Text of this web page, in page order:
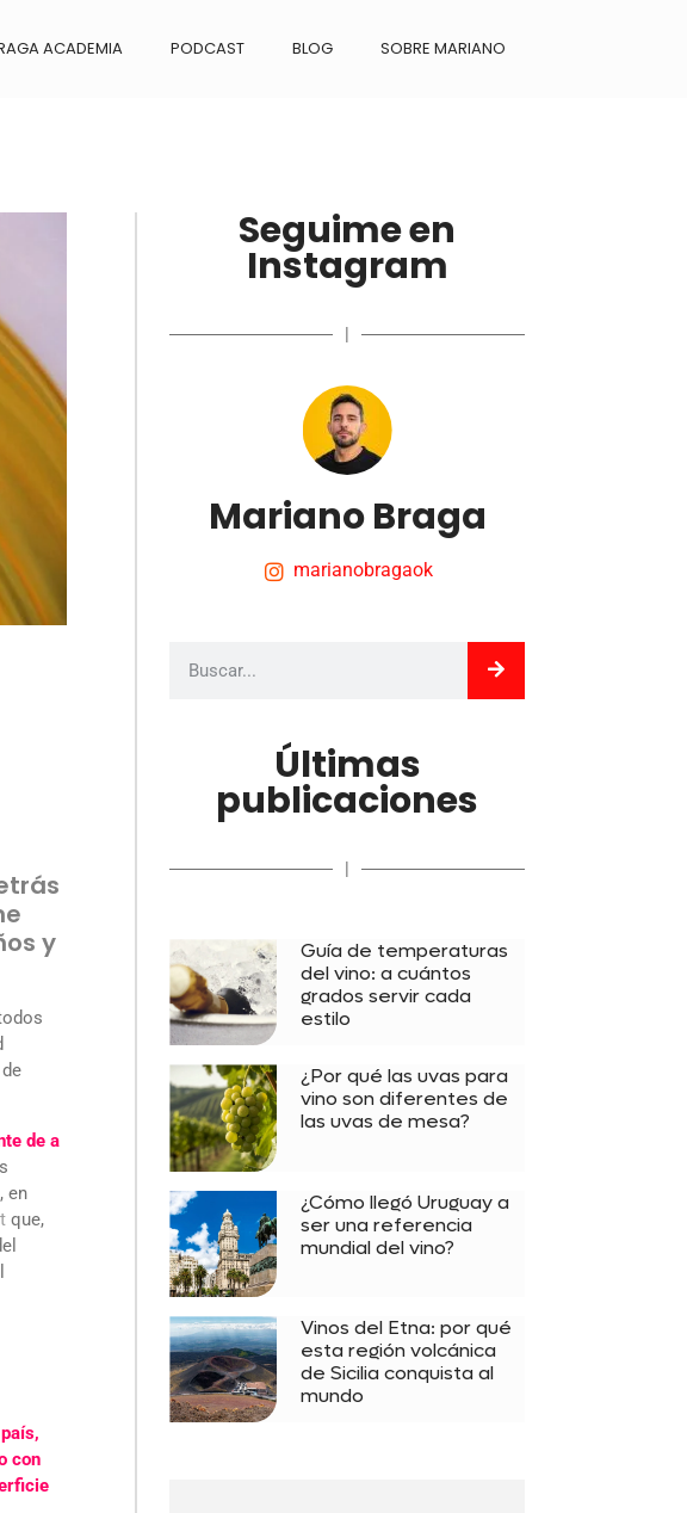
ACADEMIA PODCAST BLOG SOBRE MARIANO
y
de a
en
que,
con
Seguime en
Instagram
|
Mariano Braga
marianobragaok
Últimas
publicaciones
|
Guía de temperaturas
del vino: a cuántos
grados servir cada
estilo
¿Por qué las uvas para
vino son diferentes de
las uvas de mesa?
¿Cómo llegó Uruguay a
ser una referencia
mundial del vino?
Vinos del Etna: por qué
esta región volcánica
de Sicilia conquista al
mundo